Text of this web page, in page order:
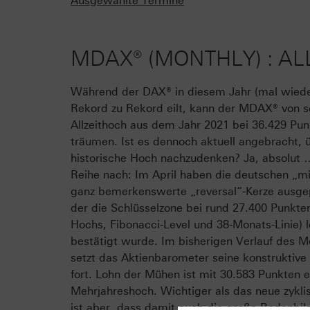
MDAX® (MONTHLY) :
Während der DAX® in diesem Jahr (mal
Rekord zu Rekord eilt, kann der MDAX® von
Allzeithoch aus dem Jahr 2021 bei 36.429
träumen. Ist es dennoch aktuell angebracht,
historische Hoch nachzudenken? Ja, absolut
Reihe nach: Im April haben die deutschen
ganz bemerkenswerte „reversal“-Kerze
der die Schlüsselzone bei rund 27.400
Hochs, Fibonacci-Level und 38-Monats-Linie)
bestätigt wurde. Im bisherigen Verlauf des
setzt das Aktienbarometer seine
fort. Lohn der Mühen ist mit 30.583 Punkten
Mehrjahreshoch. Wichtiger als das neue